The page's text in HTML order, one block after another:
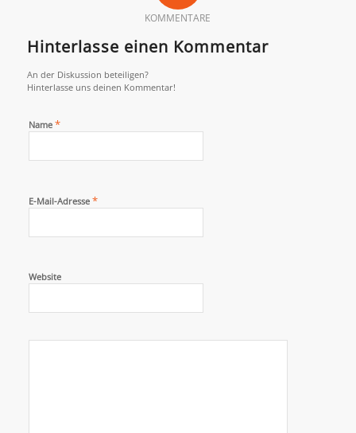
KOMMENTARE
Hinterlasse einen Kommentar
An der Diskussion beteiligen?
Hinterlasse uns deinen Kommentar!
Name *
E-Mail-Adresse *
Website